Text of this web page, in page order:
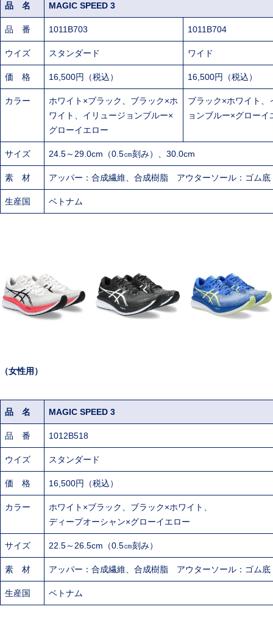
品 名 MAGIC SPEED 3
品 番 1011B703 1011B704
ウイズ スタンダード ワイド
価 格 16,500円（税込） 16,500円（税込）
カラー
ホワイト×ブラック、ブラック×ホ
ワイト、イリュージョンブルー×
グローイエロー
ブラック×ホワイト、
ョンブルー×グローイ
サイズ 24.5～29.0cm（0.5㎝刻み）、30.0cm
素 材 アッパー：合成繊維、合成樹脂 アウターソール：ゴム底
生産国 ベトナム
（女性用）
品 名 MAGIC SPEED 3
品 番 1012B518
ウイズ スタンダード
価 格 16,500円（税込）
カラー
ホワイト×ブラック、ブラック×ホワイト、
ディープオーシャン×グローイエロー
サイズ 22.5～26.5cm（0.5㎝刻み）
素 材 アッパー：合成繊維、合成樹脂 アウターソール：ゴム底
生産国 ベトナム